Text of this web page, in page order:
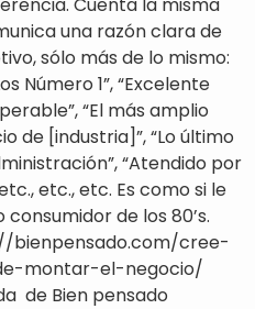
una razón clara de
sólo más de lo mismo:
Número 1”, “Excelente
“El más amplio
de [industria]”, “Lo último
“Atendido por
etc., etc. Es como si le
de los 80’s.
bienpensado.com/cree-
montar-el-negocio/
de Bien pensado